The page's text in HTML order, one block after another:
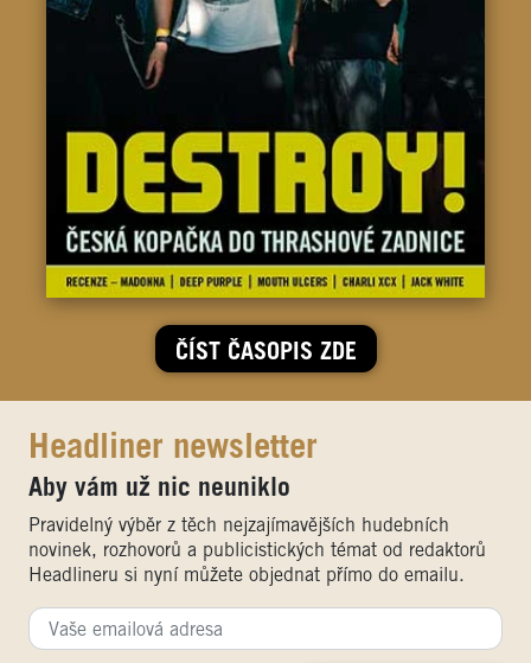
ČÍST ČASOPIS ZDE
Headliner newsletter
Aby vám už nic neuniklo
Pravidelný výběr z těch nejzajímavějších hudebních
novinek, rozhovorů a publicistických témat od redaktorů
Headlineru si nyní můžete objednat přímo do emailu.